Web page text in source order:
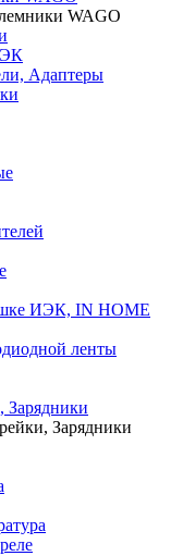
WAGO
Адаптеры
ИЭК, IN HOME
ленты
Зарядники
Зарядники